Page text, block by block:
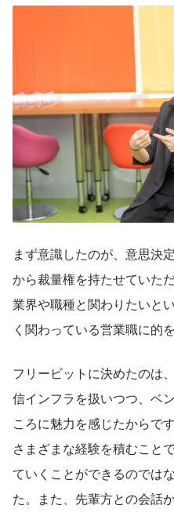
まず意識したのが、意思決
から裁量権を持たせていた
業界や職種と関わりたいと
く関わっている営業職に的
フリービットに決めたのは
信インフラを扱いつつ、ベ
ころに魅力を感じたからで
さまざまな経験を積むこと
ていくことができるのでは
た。また、先輩方との会話